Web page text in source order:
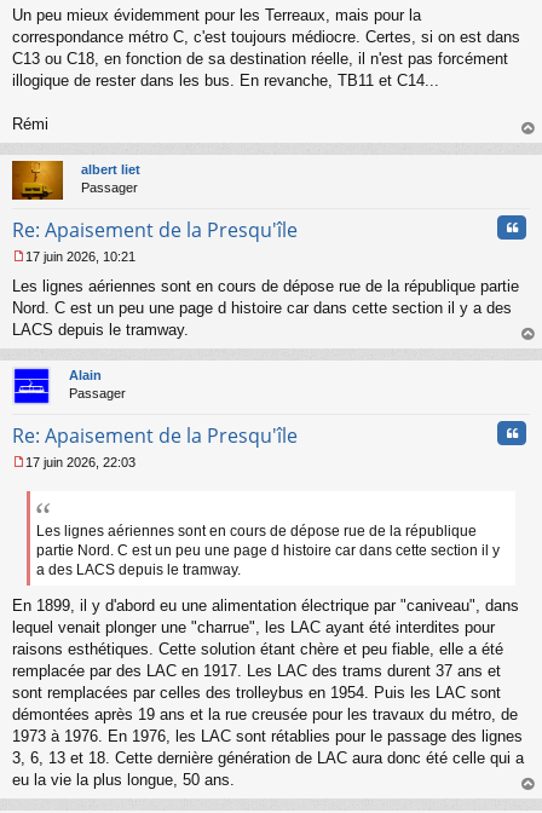
s
g
e
n
n
u
Un peu mieux évidemment pour les Terreaux, mais pour la
correspondance métro C, c'est toujours médiocre. Certes, si on est dans
C13 ou C18, en fonction de sa destination réelle, il n'est pas forcément
illogique de rester dans les bus. En revanche, TB11 et C14...
Rémi
au
albert liet
Passager
Re: Apaisement de la Presqu'île
e
s
s
g
e
n
n
u
17 juin 2026, 10:21
Les lignes aériennes sont en cours de dépose rue de la république partie
Nord. C est un peu une page d histoire car dans cette section il y a des
LACS depuis le tramway.
au
Alain
Passager
Re: Apaisement de la Presqu'île
e
e
n
n
l
u
17 juin 2026, 22:03
Les lignes aériennes sont en cours de dépose rue de la république
partie Nord. C est un peu une page d histoire car dans cette section il y
a des LACS depuis le tramway.
En 1899, il y d'abord eu une alimentation électrique par "caniveau", dans
lequel venait plonger une "charrue", les LAC ayant été interdites pour
raisons esthétiques. Cette solution étant chère et peu fiable, elle a été
remplacée par des LAC en 1917. Les LAC des trams durent 37 ans et
sont remplacées par celles des trolleybus en 1954. Puis les LAC sont
démontées après 19 ans et la rue creusée pour les travaux du métro, de
1973 à 1976. En 1976, les LAC sont rétablies pour le passage des lignes
3, 6, 13 et 18. Cette dernière génération de LAC aura donc été celle qui a
eu la vie la plus longue, 50 ans.
au